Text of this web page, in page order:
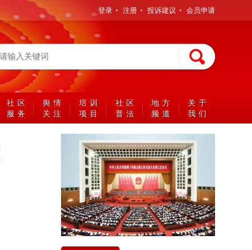
登录 注册 投诉建议 会员申请
社区
服务
舆情
关注
培训
项目
社区
普法
地方
频道
关于
我们